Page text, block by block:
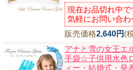
現在お品切れ中
気軽にお問い合わ
販売価格2,640円 (
アナと雪の女王エ
手袋☆子供用水色
ィー・結婚式・発